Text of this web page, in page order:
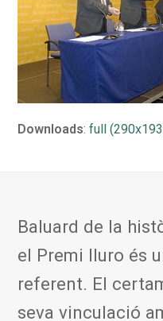
Downloads:full
Baluard de la
el Premi Iluro és
referent. El
seva vinculació